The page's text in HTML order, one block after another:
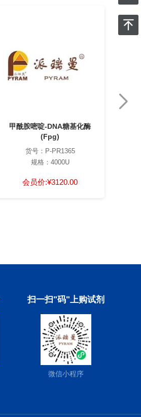
甲酰胺嘧啶-DNA糖基化酶
(Fpg)
货号：P-PR1365
规格：4000U
会员价:¥3120.00
扫一扫"码"上购试剂
微信小程序